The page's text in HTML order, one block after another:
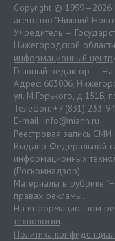
Copyright © 1999—2026
агентство "Нижний
Учредитель —
Нижегородской
информационный центр
Главный редактор —
Адрес: 603006,
ул. М.Горького, д.151Б,
Телефон: +7 (831) 233-
E-mail: info@niann.ru
Реестровая запись
Выдано Федеральной
информационных
(Роскомнадзор).
Материалы в рубрике
правах рекламы.
На информационном
технологии.
Политика